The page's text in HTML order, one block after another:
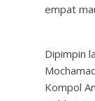
empat
Dipimpin
Kompol